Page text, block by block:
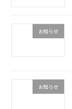
お知らせ
お知らせ